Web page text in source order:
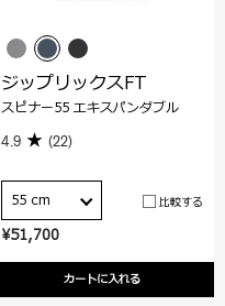
¥51,700
カートに入れる
ジップリックスFT
スピナー55 エキスパンダブル
4.9 (22)
55 cm 比較する